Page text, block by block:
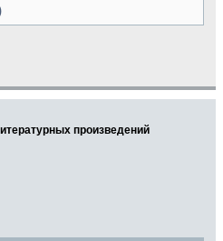
произведений